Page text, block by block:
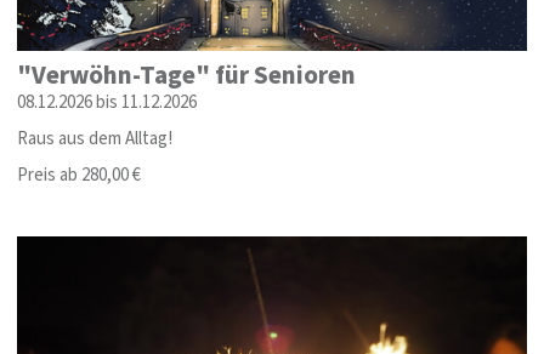
"Verwöhn-Tage" für Senioren
08.12.2026 bis 11.12.2026
Raus aus dem Alltag!
Preis ab 280,00 €